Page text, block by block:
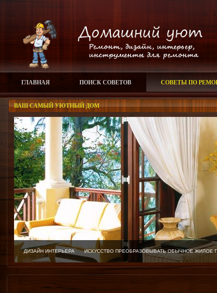
ГЛАВНАЯ ПОИСК СОВЕТОВ СОВЕТЫ ПО
ВАШ САМЫЙ УЮТНЫЙ ДОМ
ДИЗАЙН ИНТЕРЬЕРА ИСКУССТВО ПРЕОБРАЗОВЫВАТЬ ОБЫЧНОЕ